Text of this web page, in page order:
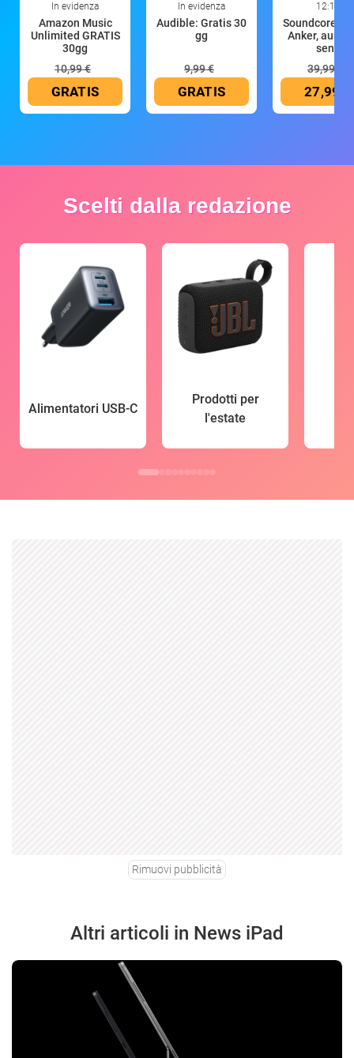
In evidenza
Amazon Music
Unlimited GRATIS
30gg
10,99 €
GRATIS
In evidenza
Audible: Gratis 30
gg
9,99 €
GRATIS
12:16
Soundcore
Anker,
senz
39,99 €
27,99 €
Scelti dalla redazione
Alimentatori USB-C
Prodotti per
l'estate
Rimuovi pubblicità
Altri articoli in News iPad